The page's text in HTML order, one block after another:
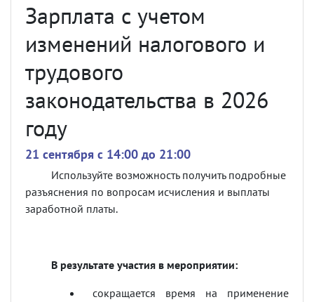
Зарплата с учетом
изменений налогового и
трудового
законодательства в 2026
году
21 сентября c 14:00 до 21:00
Используйте возможность получить подробные
разъяснения по вопросам исчисления и выплаты
заработной платы.
В результате участия в мероприятии:
сокращается время на применение